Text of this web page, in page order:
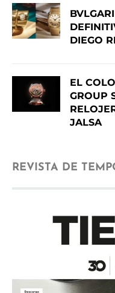
DIEGO
EL
GROUP
JALSA
REVISTA DE